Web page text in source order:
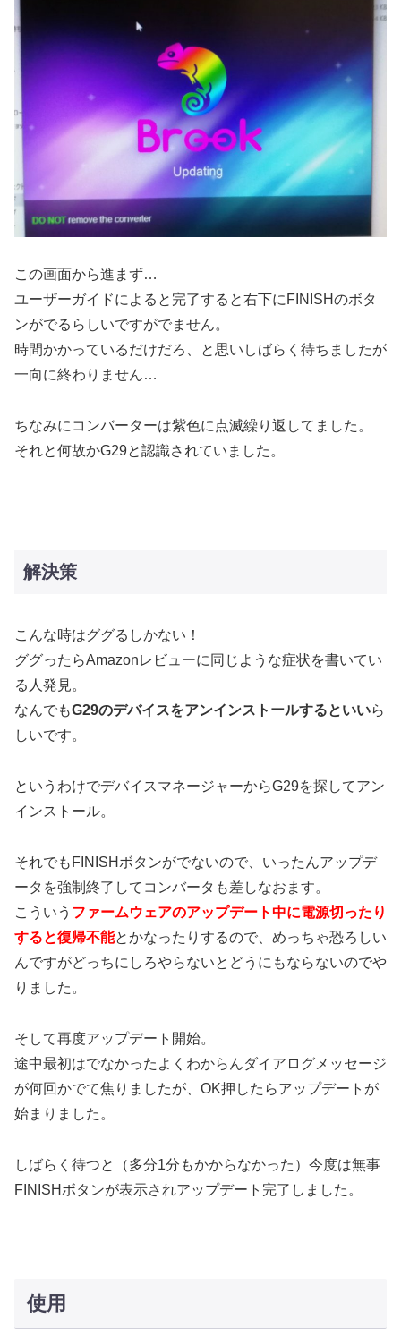
この画面から進まず…
ユーザーガイドによると完了すると右下にFINISHのボタ
ンがでるらしいですがでません。
時間かかっているだけだろ、と思いしばらく待ちましたが
一向に終わりません…
ちなみにコンバーターは紫色に点滅繰り返してました。
それと何故かG29と認識されていました。
解決策
こんな時はググるしかない！
ググったらAmazonレビューに同じような症状を書いてい
る人発見。
なんでもG29のデバイスをアンインストールするといいら
しいです。
というわけでデバイスマネージャーからG29を探してアン
インストール。
それでもFINISHボタンがでないので、いったんアップデ
ータを強制終了してコンバータも差しなおます。
こういう ファームウェアのアップデート中に電源切ったり
すると復帰不能とかなったりするので、めっちゃ恐ろしい
んですがどっちにしろやらないとどうにもならないのでや
りました。
そして再度アップデート開始。
途中最初はでなかったよくわからんダイアログメッセージ
が何回かでて焦りましたが、OK押したらアップデートが
始まりました。
しばらく待つと（多分1分もかからなかった）今度は無事
FINISHボタンが表示されアップデート完了しました。
使用